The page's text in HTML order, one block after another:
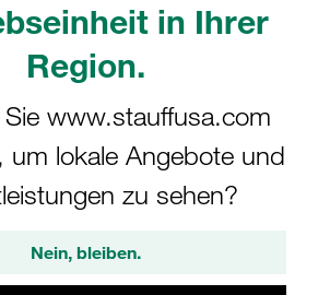
in Ihrer
Region.
www.stauffusa.com
um lokale Angebote und
zu sehen?
Nein, bleiben.
dient nur zur Veranschaulichung und kann vom
Daten kostenlos herunterzuladen